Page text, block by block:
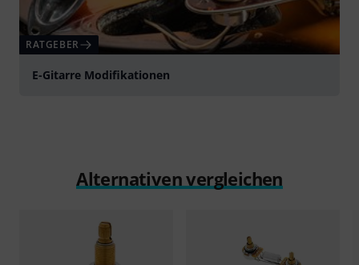
RATGEBER
E-Gitarre Modifikationen
Alternativen vergleichen